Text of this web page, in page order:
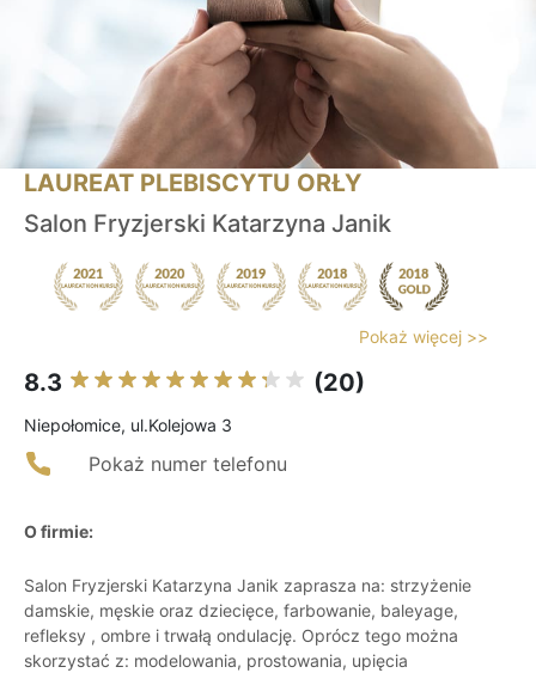
LAUREAT PLEBISCYTU ORŁY
Salon Fryzjerski Katarzyna Janik
Pokaż więcej >>
8.3 (20)
Niepołomice, ul.Kolejowa 3
Pokaż numer telefonu
O firmie:
Salon Fryzjerski Katarzyna Janik zaprasza na: strzyżenie
damskie, męskie oraz dziecięce, farbowanie, baleyage,
refleksy , ombre i trwałą ondulację. Oprócz tego można
skorzystać z: modelowania, prostowania, upięcia